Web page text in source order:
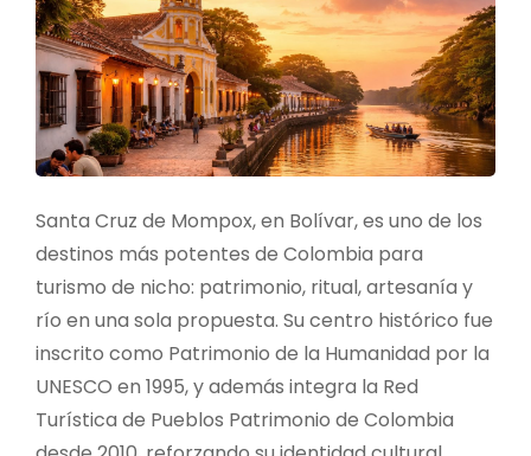
Santa Cruz de Mompox, en Bolívar, es uno de los
destinos más potentes de Colombia para
turismo de nicho: patrimonio, ritual, artesanía y
río en una sola propuesta. Su centro histórico fue
inscrito como Patrimonio de la Humanidad por la
UNESCO en 1995, y además integra la Red
Turística de Pueblos Patrimonio de Colombia